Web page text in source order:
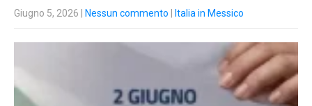
Giugno 5, 2026 Nessun commento Italia in Messico